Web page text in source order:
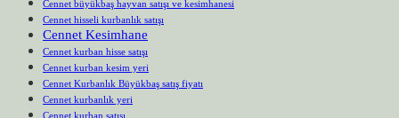
Cennet büyükbaş hayvan satışı ve kesimhanesi
Cennet hisseli kurbanlık satışı
Cennet Kesimhane
Cennet kurban hisse satışı
Cennet kurban kesim yeri
Cennet Kurbanlık Büyükbaş satış fiyatı
Cennet kurbanlık yeri
Cennet kurban satışı